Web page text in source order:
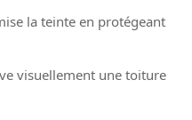
la teinte en protégeant
visuellement une toiture